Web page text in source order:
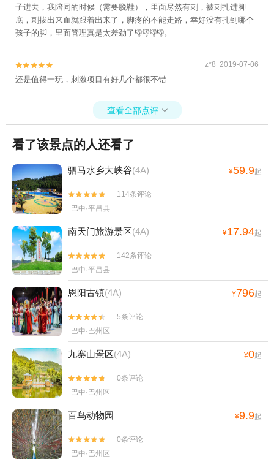
子进去，我陪同的时候（需要脱鞋），里面尽然有刺，被刺扎进脚
底，刺拔出来血就跟着出来了，脚疼的不能走路，幸好没有扎到哪个
孩子的脚，里面管理真是太差劲了👎👎👎👎。

 z*8 2019-07-06
还是值得一玩，刺激项目有好几个都很不错
查看全部点评 
看了该景点的人还看了
驷马水乡大峡谷(4A) ¥59.9起


114条评论
巴中·平昌县
南天门旅游景区(4A) ¥17.94起


142条评论
巴中·平昌县
恩阳古镇(4A) ¥796起


5条评论
巴中·巴州区
九寨山景区(4A) ¥0起


0条评论
巴中·巴州区
百鸟动物园 ¥9.9起


0条评论
巴中·巴州区